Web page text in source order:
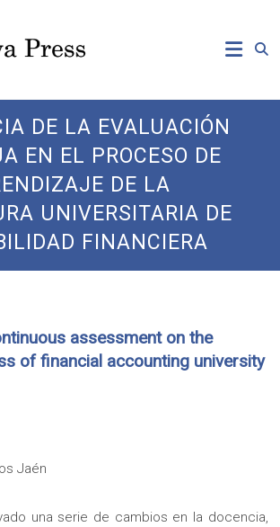
DE LA EVALUACIÓN
EN EL PROCESO DE
DE LA
UNIVERSITARIA DE
FINANCIERA
assessment on the
of financial accounting university
Jaén
una serie de cambios en la docencia,